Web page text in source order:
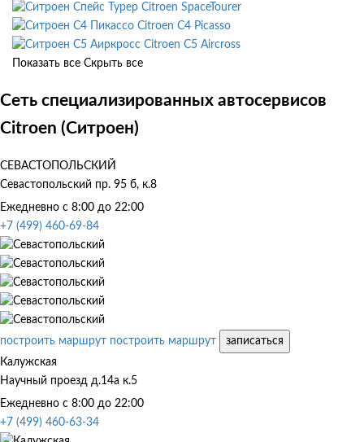
Citroen SpaceTourer
Citroen C4 Picasso
Citroen C5 Aircross
Показать все Скрыть все
Сеть специализированных автосервисов
Citroen (Ситроен)
СЕВАСТОПОЛЬСКИЙ
Севастопольский пр. 95 б, к.8
Ежедневно с 8:00 до 22:00
+7 (499) 460-69-84
построить маршрут построить маршрут
записаться
Калужская
Научный проезд д.14а к.5
Ежедневно с 8:00 до 22:00
+7 (499) 460-63-34